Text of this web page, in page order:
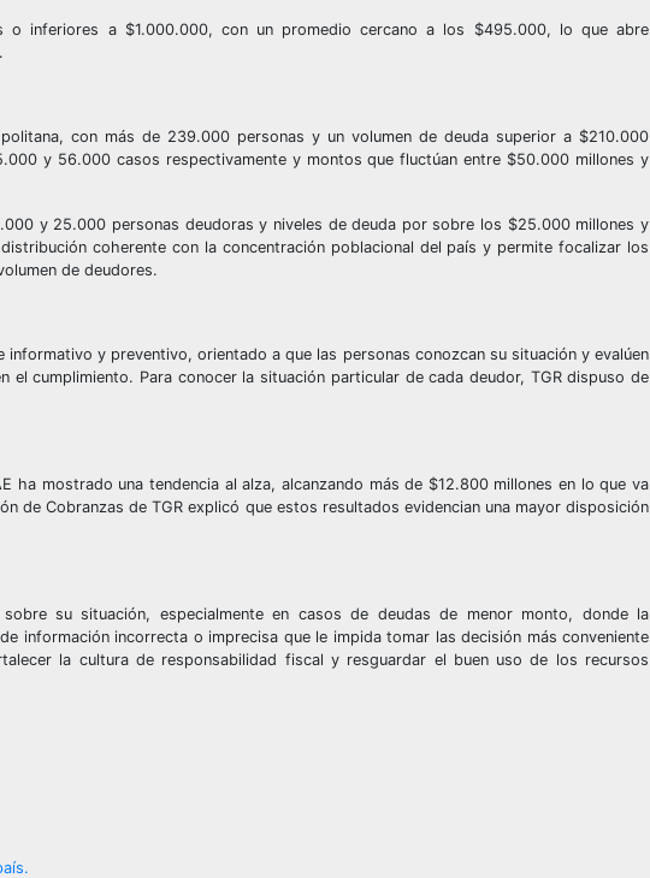
o inferiores a $1.000.000, con un promedio cercano a los $495.000, lo que abre
con más de 239.000 personas y un volumen de deuda superior a $210.000
y 56.000 casos respectivamente y montos que fluctúan entre $50.000 millones y
y 25.000 personas deudoras y niveles de deuda por sobre los $25.000 millones y
coherente con la concentración poblacional del país y permite focalizar los
de deudores.
y preventivo, orientado a que las personas conozcan su situación y evalúen
cumplimiento. Para conocer la situación particular de cada deudor, TGR dispuso de
ha mostrado una tendencia al alza, alcanzando más de $12.800 millones en lo que va
de Cobranzas de TGR explicó que estos resultados evidencian una mayor disposición
su situación, especialmente en casos de deudas de menor monto, donde la
información incorrecta o imprecisa que le impida tomar las decisión más conveniente
la cultura de responsabilidad fiscal y resguardar el buen uso de los recursos